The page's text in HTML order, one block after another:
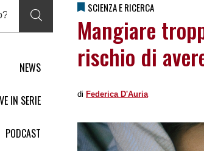
NEWS
IN SERIE
PODCAST
SCIENZA E RICERCA
Mangiare
rischio di
di Federica DʹAuria